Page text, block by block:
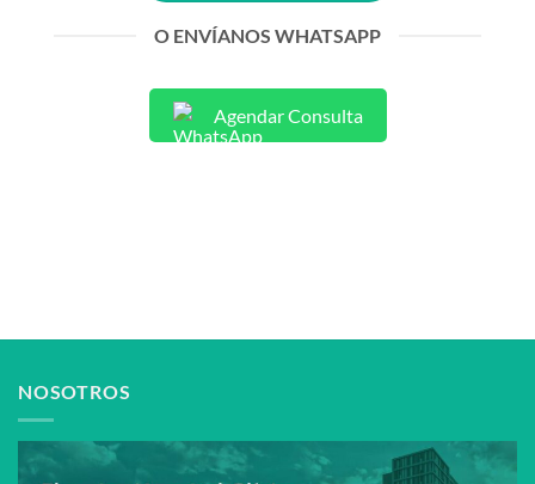
O ENVÍANOS WHATSAPP
Agendar Consulta
NOSOTROS